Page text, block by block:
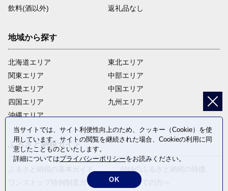
飲料(酒以外)
返礼品なし
地域から探す
北海道エリア
関東エリア
近畿エリア
四国エリア
沖縄エリア
東北エリア
中部エリア
中国エリア
九州エリア
ふるさと納税ガイド
ふるさと納税の基本ガイド
ワンストップ特例制度ガイド
ANAのふるさと納税の特徴
はじめての方へ
当サイトでは、サイト利便性向上のため、クッキー（Cookie）を使
用しています。サイトの閲覧を継続された場合、Cookieの利用に同
意したことものといたします。
詳細についてはプライバシーポリシーをお読みください。
OK